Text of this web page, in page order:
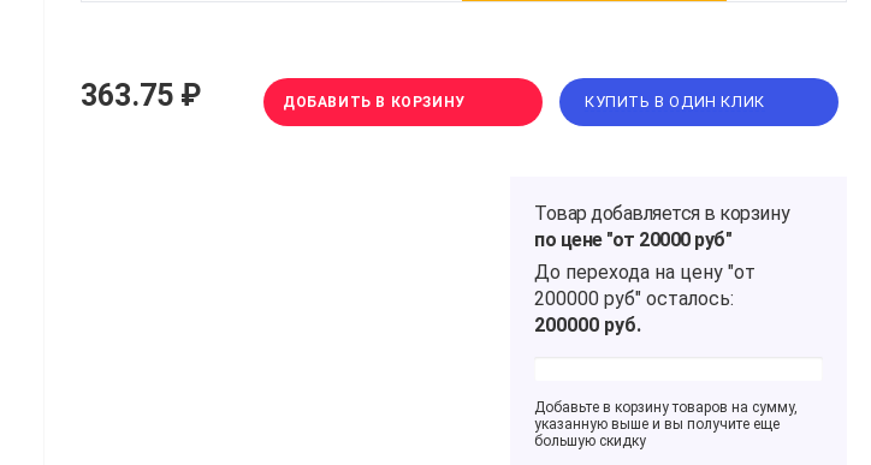
363.75 ₽ ДОБАВИТЬ В КОРЗИНУ КУПИТЬ В ОДИН КЛИК
Товар добавляется в корзину
по цене "от 20000 руб"
До перехода на цену "от
200000 руб" осталось:
200000 руб.
Добавьте в корзину товаров на сумму,
указанную выше и вы получите еще
большую скидку